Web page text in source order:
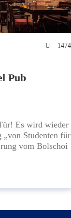
1474
Pub
Es wird wieder
„von Studenten für
vom Bolschoi